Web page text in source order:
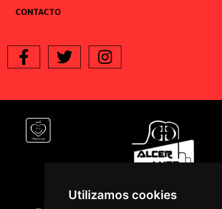
Utilizamos cookies
CONTACTO
Facebook Twitter Instagram